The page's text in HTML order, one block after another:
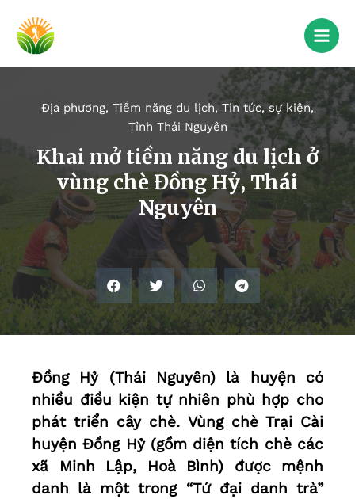
Địa phương, Tiềm năng du lịch,Tin tức, sự kiện,
Tỉnh Thái Nguyên
Khai mở tiềm năng du lịch ở
vùng chè Đồng Hỷ, Thái
Nguyên
Đồng Hỷ (Thái Nguyên) là huyện có
nhiều điều kiện tự nhiên phù hợp cho
phát triển cây chè. Vùng chè Trại Cài
huyện Đồng Hỷ (gồm diện tích chè các
xã Minh Lập, Hoà Bình) được mệnh
danh là một trong “Tứ đại danh trà”